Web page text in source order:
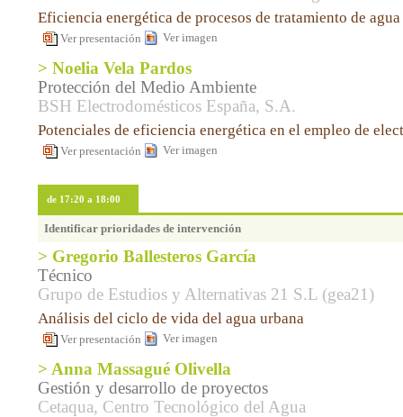
Eficiencia energética de procesos de tratamiento de agua
Ver presentación Ver imagen
> Noelia Vela Pardos
Protección del Medio Ambiente
BSH Electrodomésticos España, S.A.
Potenciales de eficiencia energética en el empleo de
Ver presentación Ver imagen
de 17:20 a 18:00
Identificar prioridades de intervención
> Gregorio Ballesteros García
Técnico
Grupo de Estudios y Alternativas 21 S.L (gea21)
Análisis del ciclo de vida del agua urbana
Ver presentación Ver imagen
> Anna Massagué Olivella
Gestión y desarrollo de proyectos
Cetaqua, Centro Tecnológico del Agua